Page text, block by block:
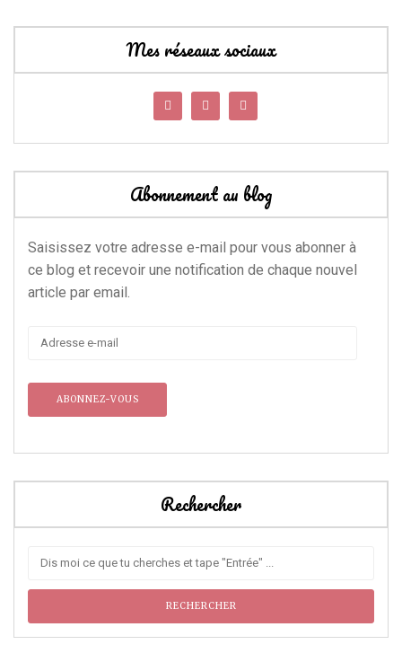
Mes réseaux sociaux
Abonnement au blog
Saisissez votre adresse e-mail pour vous abonner à
ce blog et recevoir une notification de chaque nouvel
article par email.
Adresse
mail
Rechercher